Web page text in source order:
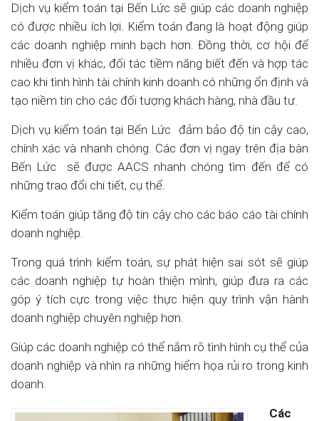
Dịch vụ kiểm toán tại Bến Lức sẽ giúp các doanh nghiệp
có được nhiều ích lợi. Kiểm toán đang là hoạt động giúp
các doanh nghiệp minh bạch hơn. Đồng thời, cơ hội để
nhiều đơn vị khác, đối tác tiềm năng biết đến và hợp tác
cao khi tình hình tài chính kinh doanh có những ổn định và
tạo niềm tin cho các đối tượng khách hàng, nhà đầu tư.
Dịch vụ kiểm toán tại Bến Lức đảm bảo độ tin cậy cao,
chính xác và nhanh chóng. Các đơn vị ngay trên địa bàn
Bến Lức sẽ được AACS nhanh chóng tìm đến để có
những trao đổi chi tiết, cụ thể.
Kiểm toán giúp tăng độ tin cậy cho các báo cáo tài chính
doanh nghiệp.
Trong quá trình kiểm toán, sự phát hiện sai sót sẽ giúp
các doanh nghiệp tự hoàn thiện mình, giúp đưa ra các
góp ý tích cực trong việc thực hiện quy trình vận hành
doanh nghiệp chuyên nghiệp hơn.
Giúp các doanh nghiệp có thể nắm rõ tình hình cụ thể của
doanh nghiệp và nhìn ra những hiểm họa rủi ro trong kinh
doanh.
Các